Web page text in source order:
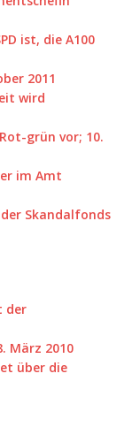
ist, die A100
2011
wird
grün vor; 10.
im Amt
Skandalfonds
der
März 2010
über die